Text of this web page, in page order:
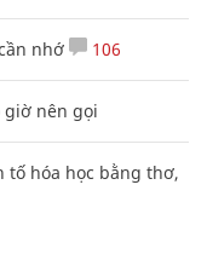
nhớ 106
giờ nên gọi
tố hóa học bằng thơ,